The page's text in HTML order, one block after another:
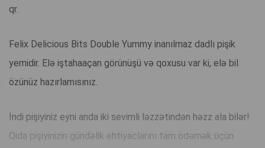
qr.
Felix Delicious Bits Double Yummy inanılmaz dadlı pişik
yemidir. Elə iştahaaçan görünüşü və qoxusu var ki, elə bil
özünüz hazırlamısınız.
İndi pişiyiniz eyni anda iki sevimli ləzzətindən həzz ala bilər!
Qida pişiyinizin gündəlik ehtiyaclarını tam ödəmək üçün